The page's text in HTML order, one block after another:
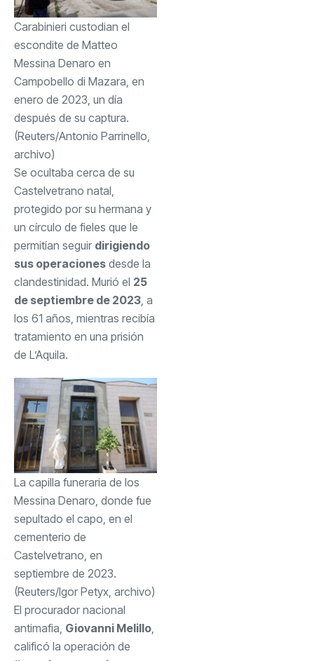
Carabinieri custodian el
escondite de Matteo
Messina Denaro en
Campobello di Mazara, en
enero de 2023, un día
después de su captura.
(Reuters/Antonio Parrinello,
archivo)
Se ocultaba cerca de su
Castelvetrano natal,
protegido por su hermana y
un círculo de fieles que le
permitían seguir dirigiendo
sus operaciones desde la
clandestinidad. Murió el 25
de septiembre de 2023 , a
los 61 años, mientras recibía
tratamiento en una prisión
de L’Aquila.
La capilla funeraria de los
Messina Denaro, donde fue
sepultado el capo, en el
cementerio de
Castelvetrano, en
septiembre de 2023.
(Reuters/Igor Petyx, archivo)
El procurador nacional
antimafia, Giovanni Melillo
calificó la operación de